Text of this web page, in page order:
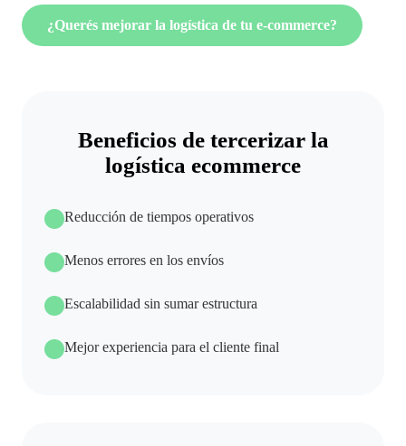
¿Querés mejorar la logística de tu e-commerce?
Beneficios de tercerizar la
logística ecommerce
Reducción de tiempos operativos
Menos errores en los envíos
Escalabilidad sin sumar estructura
Mejor experiencia para el cliente final